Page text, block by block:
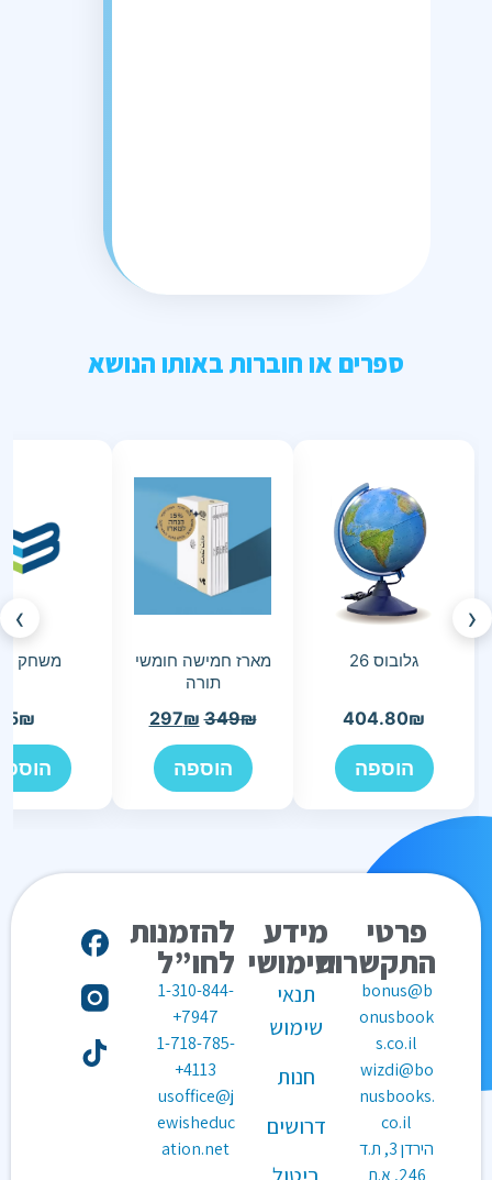
ספרים או חוברות באותו הנושא
‹
גלובוס 26
404.80₪
הוספה
מארז חמישה חומשי
תורה
349₪
297₪
הוספה
משחק
5₪
›
פרטי
התקשרות
bonus@b
onusbook
s.co.il
wizdi@bo
nusbooks.
co.il
הירדן 3, ת.ד
246, א.ת
מידע
שימושי
תנאי
שימוש
חנות
דרושים
להזמנות
לחו”ל
1-310-844-
7947+
1-718-785-
4113+
usoffice@j
ewisheduc
ation.net